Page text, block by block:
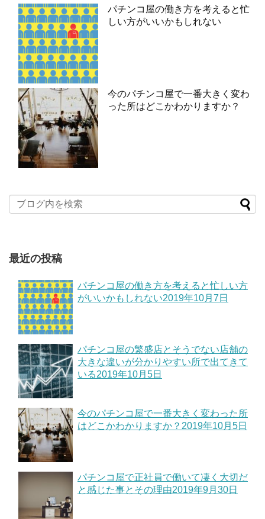
パチンコ屋の働き方を考えると忙
しい方がいいかもしれない
今のパチンコ屋で一番大きく変わ
った所はどこかわかりますか？
最近の投稿
パチンコ屋の働き方を考えると忙しい方
がいいかもしれない2019年10月7日
パチンコ屋の繁盛店とそうでない店舗の
大きな違いが分かりやすい所で出てきて
いる2019年10月5日
今のパチンコ屋で一番大きく変わった所
はどこかわかりますか？ 2019年10月5日
パチンコ屋で正社員で働いて凄く大切だ
と感じた事とその理由2019年9月30日